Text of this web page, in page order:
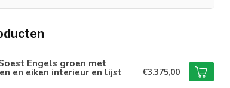
Engels groen met
en eiken interieur en lijst €3.375,00